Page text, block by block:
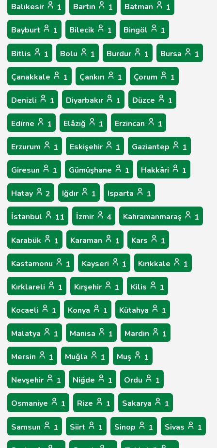
Balıkesir 1 Bartın 1 Batman 1
Bayburt 1 Bilecik 1 Bingöl 1
Bitlis 1 Bolu 1 Burdur 1 Bursa 1
Çanakkale 1 Çankırı 1 Çorum 1
Denizli 1 Diyarbakır 1 Düzce 1
Edirne 1 Elâzığ 1 Erzincan 1
Erzurum 1 Eskişehir 1 Gaziantep 1
Giresun 1 Gümüşhane 1 Hakkâri 1
Hatay 2 Iğdır 1 Isparta 1
İstanbul 11 İzmir 4 Kahramanmaraş 1
Karabük 1 Karaman 1 Kars 1
Kastamonu 1 Kayseri 1 Kırıkkale 1
Kırklareli 1 Kırşehir 1 Kilis 1
Kocaeli 1 Konya 1 Kütahya 1
Malatya 1 Manisa 1 Mardin 1
Mersin 1 Muğla 1 Muş 1
Nevşehir 1 Niğde 1 Ordu 1
Osmaniye 1 Rize 1 Sakarya 1
Samsun 1 Siirt 1 Sinop 1 Sivas 1